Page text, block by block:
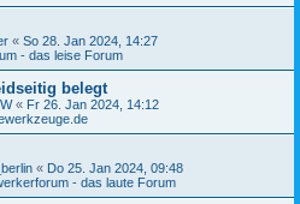
« So 28. Jan 2024, 14:27
- das leise Forum
belegt
« Fr 26. Jan 2024, 14:12
« Do 25. Jan 2024, 09:48
- das laute Forum